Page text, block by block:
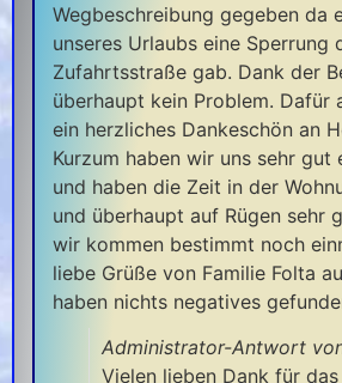
Wegbeschreibung gegeben da
unseres Urlaubs eine Sperrung
Zufahrtsstraße gab. Dank der
überhaupt kein Problem. Dafür
ein herzliches Dankeschön an
Kurzum haben wir uns sehr gut
und haben die Zeit in der
und überhaupt auf Rügen sehr
wir kommen bestimmt noch
liebe Grüße von Familie Folta
haben nichts negatives
Administrator-Antwort
Vielen lieben Dank für